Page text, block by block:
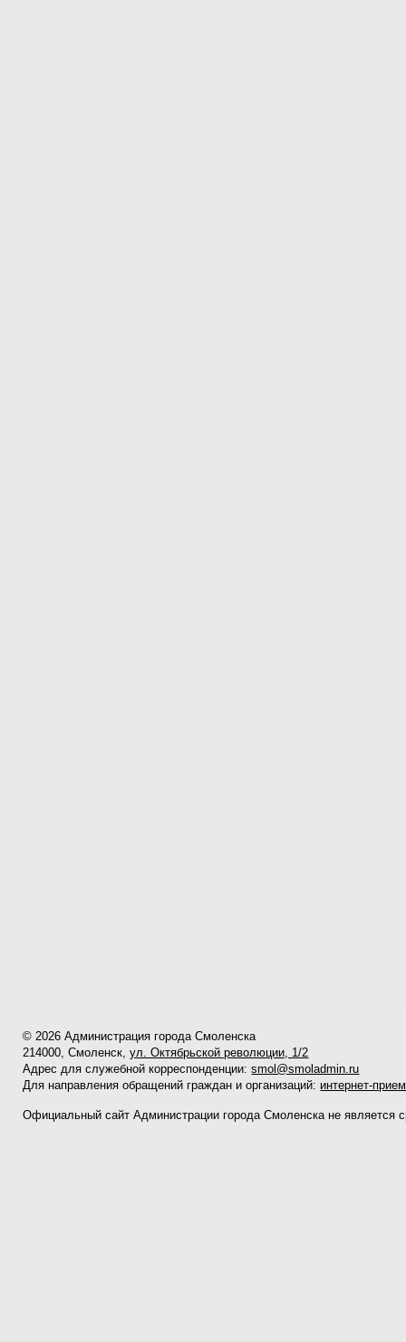
© 2026 Администрация города Смоленска
214000, Смоленск,ул. Октябрьской революции, 1/2
Адрес для служебной корреспонденции:smol@smoladmin.ru
Для направления обращений граждан и организаций: интернет-
Официальный сайт Администрации города Смоленска не является